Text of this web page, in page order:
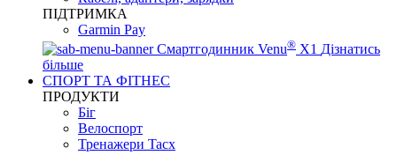
ПІДТРИМКА
Garmin Pay
Смартгодинник Venu® X1 Дізнатись
більше
СПОРТ ТА ФІТНЕС
ПРОДУКТИ
Біг
Велоспорт
Тренажери Tacx